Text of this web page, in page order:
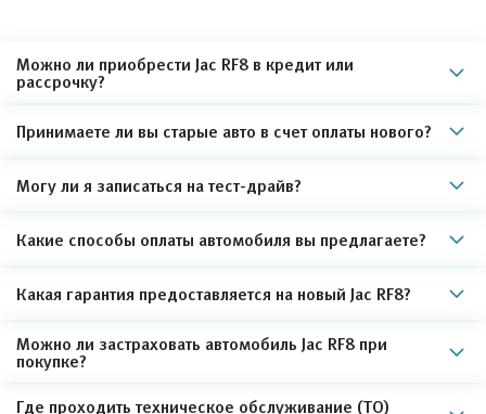
Можно ли приобрести Jac RF8 в кредит или
рассрочку?
Принимаете ли вы старые авто в счет оплаты нового?
Могу ли я записаться на тест-драйв?
Какие способы оплаты автомобиля вы предлагаете?
Какая гарантия предоставляется на новый Jac RF8?
Можно ли застраховать автомобиль Jac RF8 при
покупке?
Где проходить техническое обслуживание (ТО)